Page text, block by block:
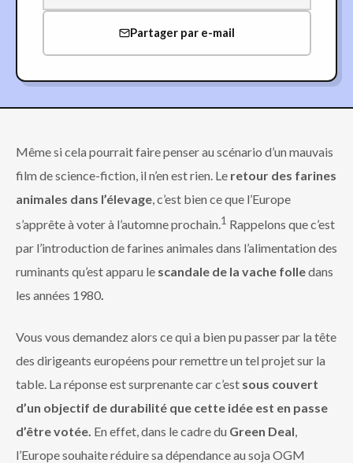
Partager par e-mail
Même si cela pourrait faire penser au scénario d’un mauvais
film de science-fiction, il n’en est rien. Le retour des farines
animales dans l’élevage, c’est bien ce que l’Europe
s’apprête à voter à l’automne prochain.1 Rappelons que c’est
par l’introduction de farines animales dans l’alimentation des
ruminants qu’est apparu le scandale de la vache folledans
les années 1980.
Vous vous demandez alors ce qui a bien pu passer par la tête
des dirigeants européens pour remettre un tel projet sur la
table. La réponse est surprenante car c’est sous couvert
d’un objectif de durabilité que cette idée est en passe
d’être votée. En effet, dans le cadre du Green Deal
l’Europe souhaite réduire sa dépendance au soja OGM